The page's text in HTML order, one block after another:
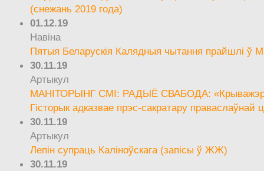
(снежань 2019 года)
01.12.19
Навіна
Пятыя Беларускія Калядныя чытання прайшлі ў
30.11.19
Артыкул
МАНІТОРЫНГ СМІ: РАДЫЁ СВАБОДА:
Гісторык адказвае прэс-сакратару праваслаўнай
30.11.19
Артыкул
Лепін супраць Каліноўскага (запісы ў ЖЖ)
30.11.19